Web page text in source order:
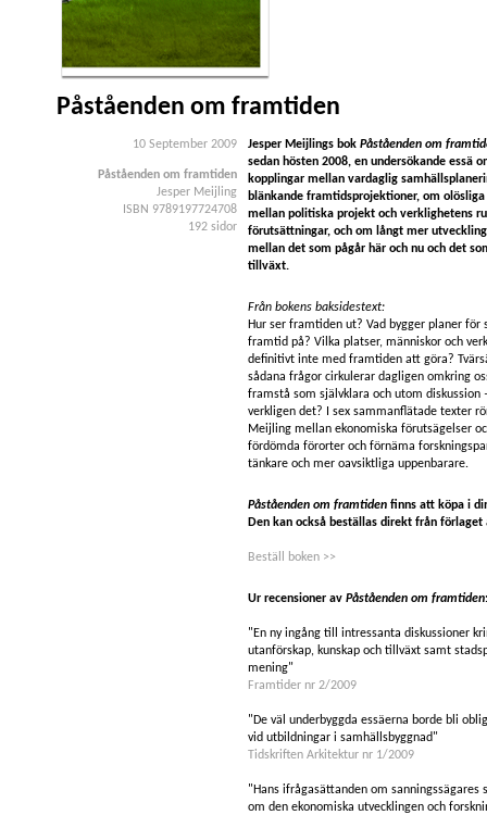
Påståenden om framtiden
10 September 2009
Påståenden om framtiden
Jesper Meijling
ISBN 9789197724708
192 sidor
Jesper Meijlings bok Påståenden om
sedan hösten 2008, en undersökande essä
kopplingar mellan vardaglig
blänkande framtidsprojektioner, om
mellan politiska projekt och verklighetens
förutsättningar, och om långt mer
mellan det som pågår här och nu och det
tillväxt.
Från bokens baksidestext:
Hur ser framtiden ut? Vad bygger planer för
framtid på? Vilka platser, människor och
definitivt inte med framtiden att göra?
sådana frågor cirkulerar dagligen omkring
framstå som självklara och utom diskussion
verkligen det? I sex sammanflätade texter
Meijling mellan ekonomiska förutsägelser
fördömda förorter och förnäma
tänkare och mer oavsiktliga uppenbarare.
Påståenden om framtiden finns att köpa i
Den kan också beställas direkt från förlaget
Beställ boken >>
Ur recensioner av Påståenden om framtiden:
"En ny ingång till intressanta diskussioner
utanförskap, kunskap och tillväxt samt
mening"
Framtider nr 2/2009
"De väl underbyggda essäerna borde bli
vid utbildningar i samhällsbyggnad"
Tidskriften Arkitektur nr 1/2009
"Hans ifrågasättanden om sanningssägares
om den ekonomiska utvecklingen och